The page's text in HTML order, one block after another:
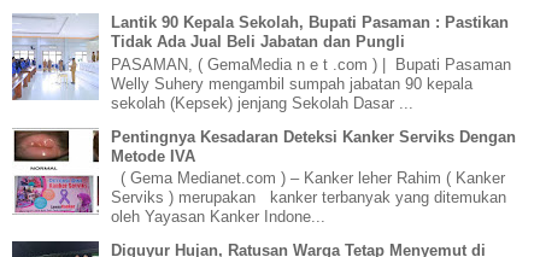
Lantik 90 Kepala Sekolah, Bupati Pasaman : Pastikan
Tidak Ada Jual Beli Jabatan dan Pungli
PASAMAN, ( GemaMedia n e t .com ) | Bupati Pasaman
Welly Suhery mengambil sumpah jabatan 90 kepala
sekolah (Kepsek) jenjang Sekolah Dasar ...
Pentingnya Kesadaran Deteksi Kanker Serviks Dengan
Metode IVA
( Gema Medianet.com ) – Kanker leher Rahim ( Kanker
Serviks ) merupakan kanker terbanyak yang ditemukan
oleh Yayasan Kanker Indone...
Diguyur Hujan, Ratusan Warga Tetap Menyemut di